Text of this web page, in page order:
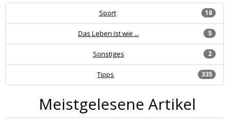
18
Sport
5
Das Leben ist wie ...
2
Sonstiges
335
Tipps
Meistgelesene Artikel